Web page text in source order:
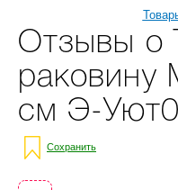
Отзывы о
раковину
см Э-
Сохранить